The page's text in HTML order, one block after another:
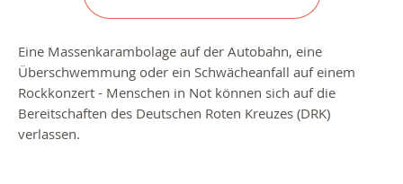
Eine Massenkarambolage auf der Autobahn, eine
Überschwemmung oder ein Schwächeanfall auf einem
Rockkonzert - Menschen in Not können sich auf die
Bereitschaften des Deutschen Roten Kreuzes (DRK)
verlassen.